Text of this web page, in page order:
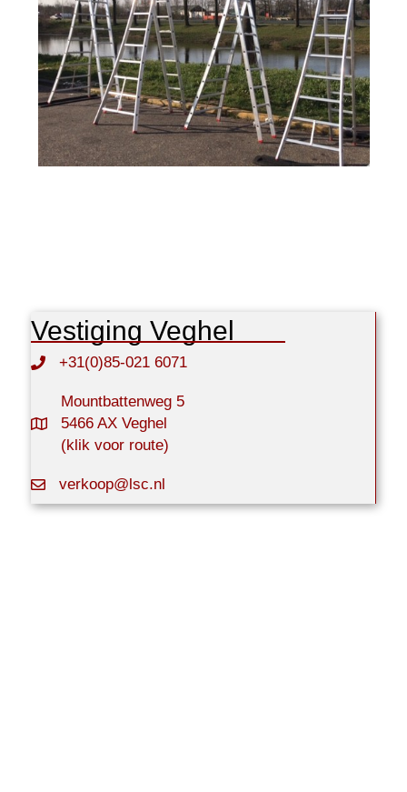
Vestiging Veghel
+31(0)85-021 6071
Mountbattenweg 5
5466 AX Veghel
(klik voor route)
verkoop@lsc.nl